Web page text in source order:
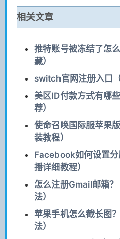
相关文章
推特账号被冻结了怎
藏）
switch官网注册入口
美区ID付款方式有哪
荐）
使命召唤国际服苹果
装教程）
Facebook如何设置
播详细教程）
怎么注册Gmail邮箱
法）
苹果手机怎么截长图
法）